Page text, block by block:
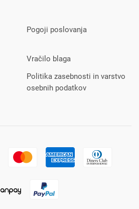
Pogoji poslovanja
Vračilo blaga
Politika zasebnosti in varstvo
osebnih podatkov